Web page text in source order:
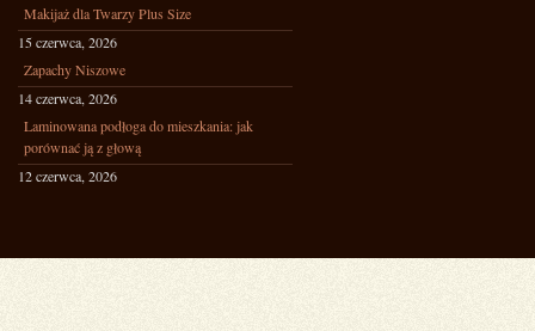
Makijaż dla Twarzy Plus Size
15 czerwca, 2026
Zapachy Niszowe
14 czerwca, 2026
Laminowana podłoga do mieszkania: jak
porównać ją z głową
12 czerwca, 2026